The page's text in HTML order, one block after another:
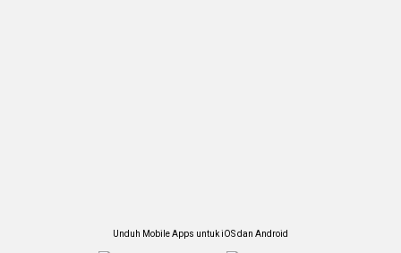
Unduh Mobile Apps untuk iOS dan Android